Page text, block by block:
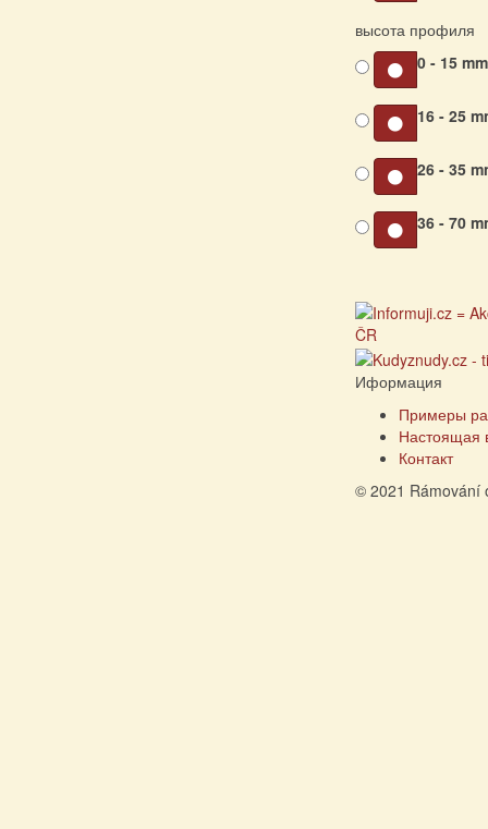
высота профиля
0 - 15
16 - 25
26 - 35
36 - 70
Иформация
Примеры
Настоящая
Контакт
© 2021 Rámování